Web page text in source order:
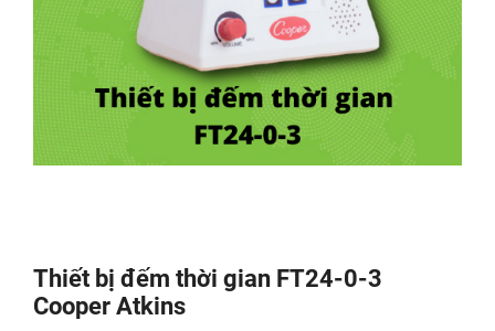
Thiết bị đếm thời gian FT24-0-3
Cooper Atkins